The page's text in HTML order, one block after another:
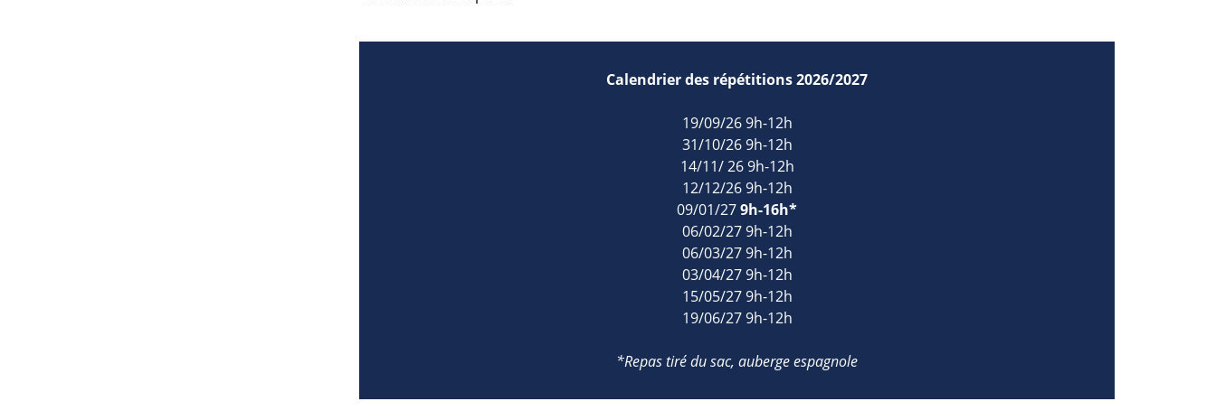
Calendrier des répétitions 2026/2027
19/09/26 9h-12h
31/10/26 9h-12h
14/11/ 26 9h-12h
12/12/26 9h-12h
09/01/279h-16h*
06/02/27 9h-12h
06/03/27 9h-12h
03/04/27 9h-12h
15/05/27 9h-12h
19/06/27 9h-12h
*Repas tiré du sac, auberge espagnole